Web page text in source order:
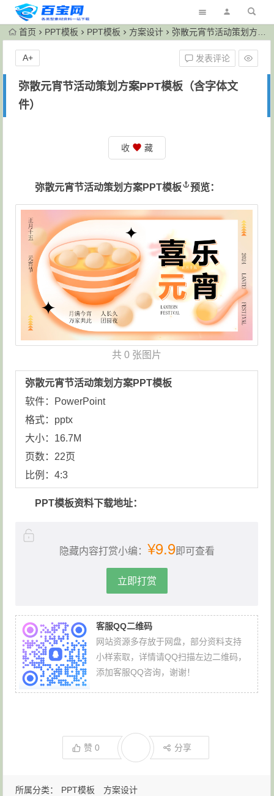
首页 PPT模板 PPT模板 方案设计 弥散元宵节活动策划方案PPT模板（含字体文件）
弥散元宵节活动策划方案PPT模板（含字体文
件）
发表评论
A+
所属分类： PPT模板 方案设计
收 藏
弥散元宵节活动策划方案PPT模板 预览：
共 0 张图片
弥散元宵节活动策划方案PPT模板
软件：PowerPoint
格式：pptx
大小：16.7M
页数：22页
比例：4:3
PPT模板资料下载地址：
隐藏内容打赏小编： ¥9.9即可查看
立即打赏
客服QQ二维码
网站资源多存放于网盘，部分资料支持
小样索取，详情请QQ扫描左边二维码，
添加客服QQ咨询，谢谢！
赞0 分享